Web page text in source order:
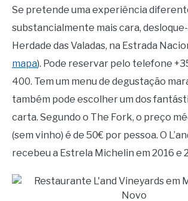
Se pretende uma experiência
substancialmente mais cara,
Herdade das Valadas, na Estrada
mapa). Pode reservar pelo telefone
400. Tem um menu de degustação
também pode escolher um dos
carta. Segundo o The Fork, o preço
(sem vinho) é de 50€ por pessoa. O
recebeu a Estrela Michelin em 2016 e